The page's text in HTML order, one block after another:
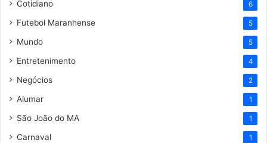
Cotidiano 6
Futebol Maranhense 5
Mundo 5
Entretenimento 4
Negócios 2
Alumar 1
São João do MA 1
Carnaval 1